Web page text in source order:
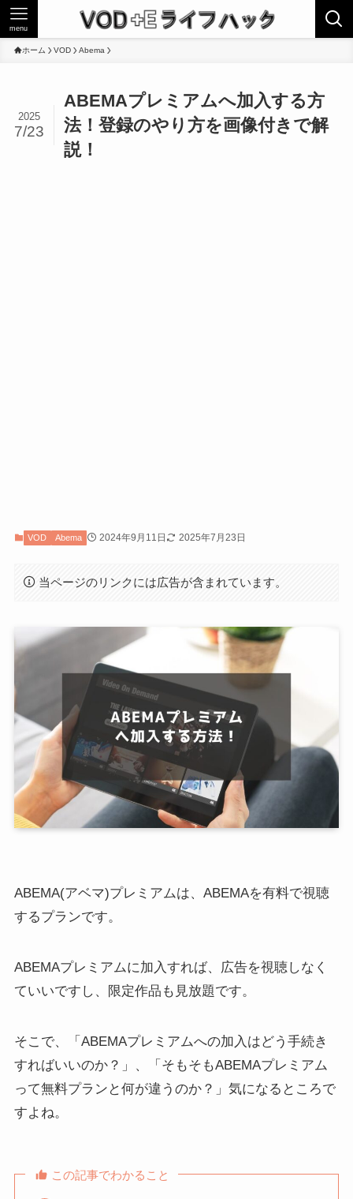
menu
ホーム VOD Abema
ABEMAプレミアムへ加入する方
法！登録のやり方を画像付きで解
説！
2025
7/23
VOD Abema 2024年9月11日 2025年7月23日
当ページのリンクには広告が含まれています。
ABEMA(アベマ)プレミアムは、ABEMAを有料で視聴
するプランです。
ABEMAプレミアムに加入すれば、広告を視聴しなく
ていいですし、限定作品も見放題です。
そこで、「ABEMAプレミアムへの加入はどう手続き
すればいいのか？」、「そもそもABEMAプレミアム
って無料プランと何が違うのか？」気になるところで
すよね。
この記事でわかること